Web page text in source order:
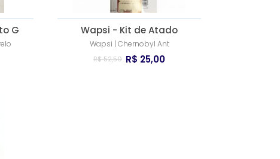
G Wapsi - Kit de Atado
Wapsi | Chernobyl Ant
R$ 52,50 R$ 25,00